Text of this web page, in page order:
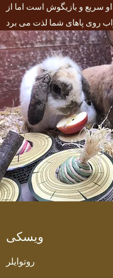
سریع و بازیگوش است اما از
ویسکی
روتوایلر